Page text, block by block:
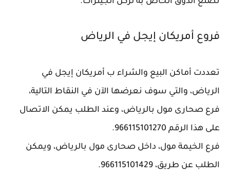
فروع أمريكان إيجل في الرياض
تعددت أماكن البيع والشراء ب أمريكان إيجل في
الرياض، والتي سوف نعرضها الآن في النقاط التالية،
فرع صحارى مول بالرياض، وعند الطلب يمكن الاتصال
على هذا الرقم 966115101270.
فرع الخيمة مول، داخل صحارى مول بالرياض، ويمكن
الطلب عن طريق، 966115101429.